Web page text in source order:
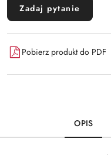
Zadaj pytanie
Pobierz produkt do PDF
OPIS